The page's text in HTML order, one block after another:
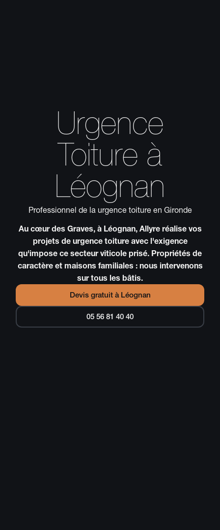
Urgence
Toiture à
Léognan
Professionnel de la urgence toiture en Gironde
Au cœur des Graves, à Léognan, Allyre réalise vos
projets de urgence toiture avec l'exigence
qu'impose ce secteur viticole prisé. Propriétés de
caractère et maisons familiales : nous intervenons
sur tous les bâtis.
Devis gratuit à Léognan
05 56 81 40 40